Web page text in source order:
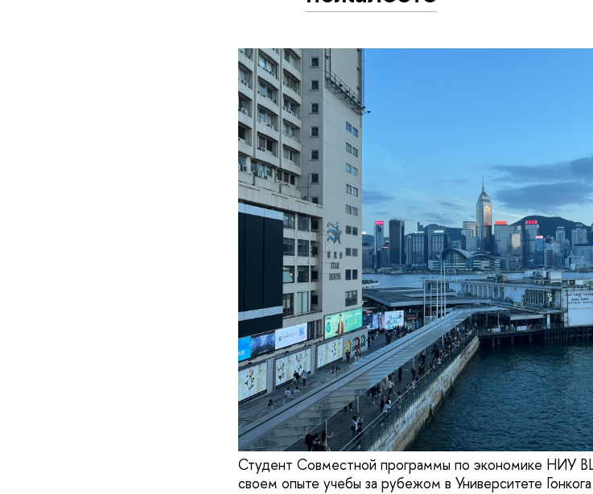
Студент Совместной программы по экономике НИУ
своем опыте учебы за рубежом в Университете Гонкога